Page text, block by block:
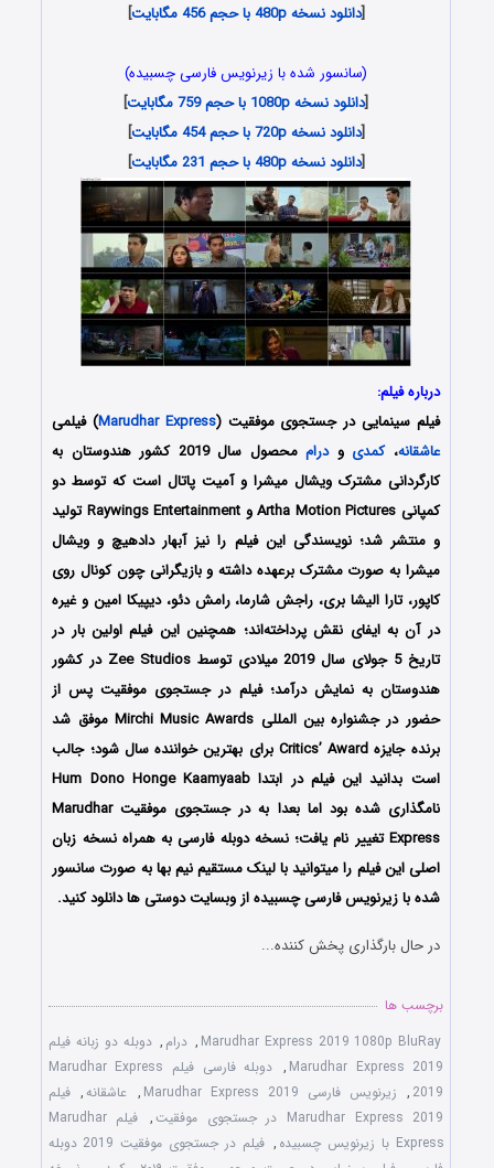
[دانلود نسخه 480p با حجم 456 مگابایت ]
(سانسور شده با زیرنویس فارسی چسبیده)
[دانلود نسخه 1080p با حجم 759 مگابایت
]
[دانلود نسخه 720p با حجم 454 مگابایت
]
[دانلود نسخه 480p با حجم 231 مگابایت ]
درباره فیلم:
فیلم سینمایی در جستجوی موفقیت (Marudhar Express) فیلمی
عاشقانه،کمدی ودرام
محصول سال 2019 کشور هندوستان به
کارگردانی مشترک ویشال میشرا و آمیت پاتال است که توسط دو
کمپانی Artha Motion Pictures و Raywings Entertainment تولید
و منتشر شد؛ نویسندگی این فیلم را نیز آبهار دادهیچ و ویشال
میشرا به صورت مشترک برعهده داشته و بازیگرانی چون کونال روی
کاپور، تارا الیشا بری، راجش شارما، رامش دئو، دیپیکا امین و غیره
در آن به ایفای نقش پرداخته‌اند؛ همچنین این فیلم اولین بار در
تاریخ 5 جولای سال 2019 میلادی توسط Zee Studios در کشور
هندوستان به نمایش درآمد؛ فیلم در جستجوی موفقیت پس از
حضور در جشنواره‌ بین المللی Mirchi Music Awards موفق شد
برنده جایزه Critics’ Award برای بهترین خواننده سال شود؛ جالب
است بدانید این فیلم در ابتدا Hum Dono Honge Kaamyaab
نامگذاری شده بود اما بعدا به در جستجوی موفقیت Marudhar
Express تغییر نام یافت؛ نسخه دوبله فارسی به همراه نسخه زبان
اصلی این فیلم را میتوانید با لینک مستقیم نیم بها به صورت سانسور
شده با زیرنویس فارسی چسبیده از وبسایت دوستی ها دانلود کنید.
در حال بارگذاری پخش کننده...
برچسب ها
Marudhar Express 2019 1080p BluRay
, درام , دوبله دو زبانه فیلم
Marudhar Express 2019
,
دوبله فارسی فیلم Marudhar Express
2019
, زیرنویس فارسی Marudhar Express 2019 , عاشقانه, فیلم
Marudhar Express 2019 در جستجوی موفقیت
,
فیلم Marudhar
Express با زیرنویس چسبیده
,
فیلم در جستجوی موفقیت 2019 دوبله